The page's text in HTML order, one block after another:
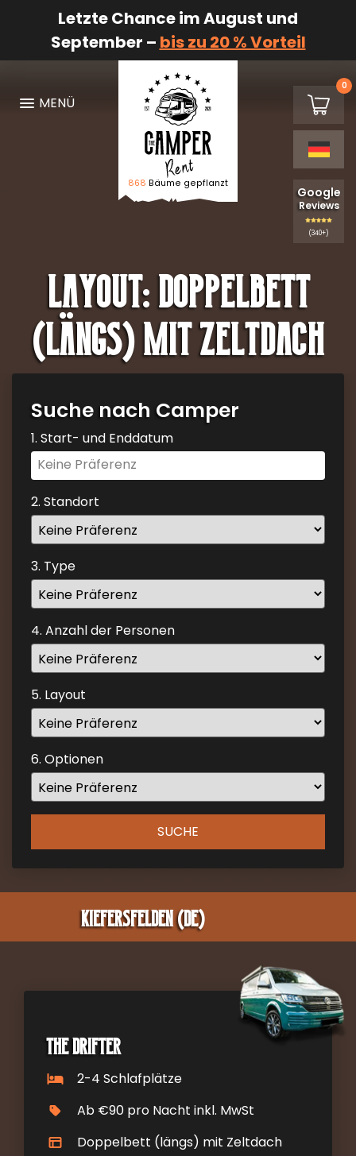
Letzte Chance im August und
September – bis zu 20 % Vorteil
MENÜ
Logo The Camper Rent
868 Bäume gepflanzt
€0,00 0
Google
Reviews
(340+)
Layout:Doppelbett
(längs) mit Zeltdach
Suche nach Camper
1. Start- und Enddatum
Navigate
forward
to
interact
with
calendar
and
select
a
date.
Press
the
question
mark
to
get
the
dates.
2. Standort
3. Type
4. Anzahl der Personen
5. Layout
6. Optionen
SUCHE
Kiefersfelden (DE)
The Drifter
2-4 Schlafplätze
Ab €90 pro Nacht inkl. MwSt
Doppelbett (längs) mit Zeltdach